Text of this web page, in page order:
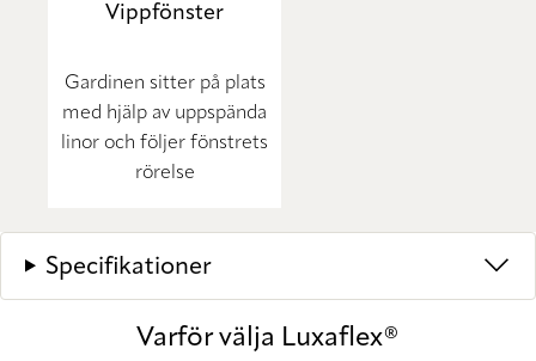
Vippfönster
Gardinen sitter på plats
med hjälp av uppspända
linor och följer fönstrets
rörelse
Specifikationer
Varför välja Luxaflex®